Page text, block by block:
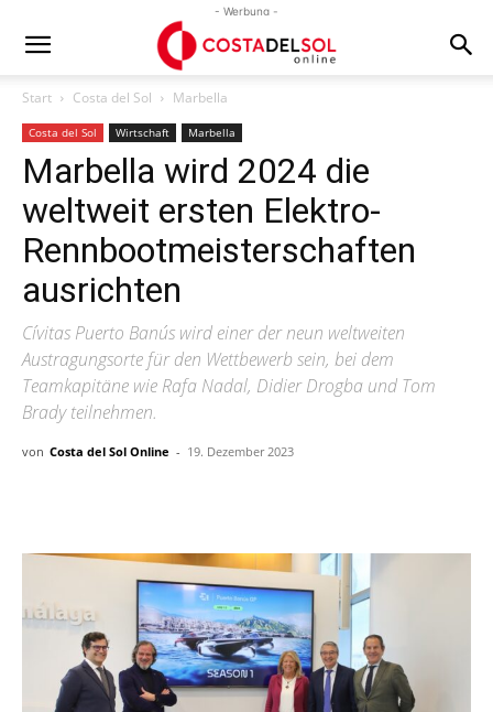
- Werbung -
Start Costa del Sol Marbella
Costa del Sol Wirtschaft Marbella
Marbella wird 2024 die
weltweit ersten Elektro-
Rennbootmeisterschaften
ausrichten
Cívitas Puerto Banús wird einer der neun weltweiten
Austragungsorte für den Wettbewerb sein, bei dem
Teamkapitäne wie Rafa Nadal, Didier Drogba und Tom
Brady teilnehmen.
von Costa del Sol Online - 19. Dezember 2023